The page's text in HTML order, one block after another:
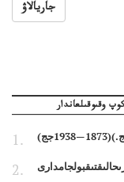
جاريالاۋ
كوپ وقىوقىلعاندار